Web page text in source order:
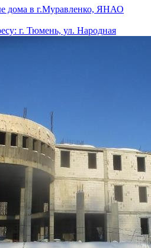
дома в г.Муравленко, ЯНАО
г. Тюмень, ул. Народная